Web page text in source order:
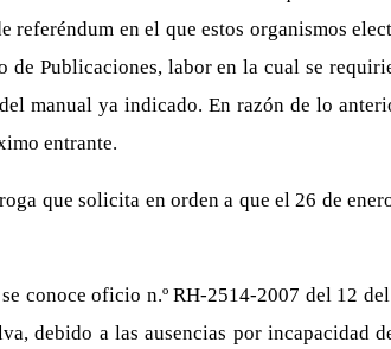
en el que estos organismos
Publicaciones, labor en la cual se
manual ya indicado. En razón de lo
entrante.
que solicita en orden a que el 26 de
conoce oficio n.º RH-2514-2007 del 12
debido a las ausencias por incapacidad